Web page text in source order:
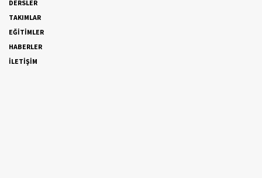
DERSLER
TAKIMLAR
EĞİTİMLER
HABERLER
İLETİŞİM